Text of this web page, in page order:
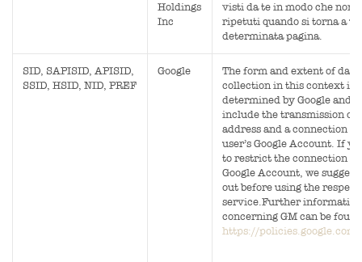
Holdings
Inc
visti da te in modo che non
ripetuti quando si torna a
determinata pagina.
SID, SAPISID, APISID,
SSID, HSID, NID, PREF
Google
The form and extent of data
collection in this context is
determined by Google and
include the transmission of
address and a connection to
user’s Google Account. If
to restrict the connection
Google Account, we suggest
out before using the
service.Further information
concerning GM can be
https://